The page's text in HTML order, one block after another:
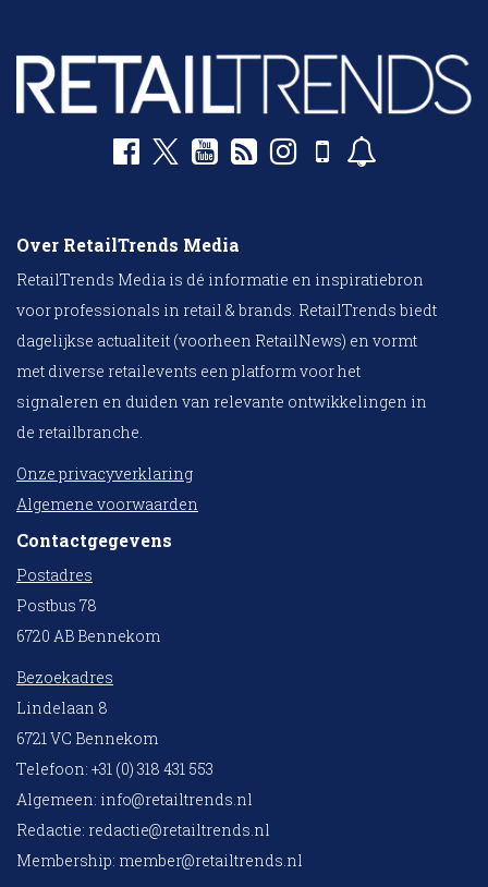
Over RetailTrends Media
RetailTrends Media is dé informatie en inspiratiebron
voor professionals in retail & brands. RetailTrends biedt
dagelijkse actualiteit (voorheen RetailNews) en vormt
met diverse retailevents een platform voor het
signaleren en duiden van relevante ontwikkelingen in
de retailbranche.
Onze privacyverklaring
Algemene voorwaarden
Contactgegevens
Postadres
Postbus 78
6720 AB Bennekom
Bezoekadres
Lindelaan 8
6721 VC Bennekom
Telefoon: +31 (0) 318 431 553
Algemeen: info@retailtrends.nl
Redactie: redactie@retailtrends.nl
Membership: member@retailtrends.nl